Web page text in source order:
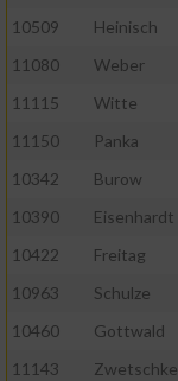
10509
Heinisch
11080
Weber
11115
Witte
11150
Panka
10342
Burow
10390
Eisenhardt
10422
Freitag
10963
Schulze
10460
Gottwald
11143
Zwetschke